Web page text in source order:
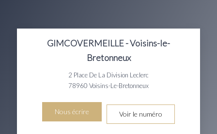
GIMCOVERMEILLE - Voisins-le-
Bretonneux
2 Place De La Division Leclerc
78960 Voisins-Le-Bretonneux
Nous écrire Voir le numéro